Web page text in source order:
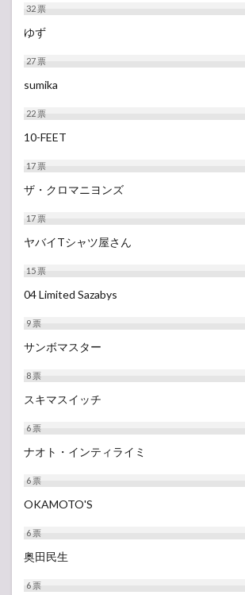
32票
ゆず
27票
sumika
22票
10-FEET
17票
ザ・クロマニヨンズ
17票
ヤバイTシャツ屋さん
15票
04 Limited Sazabys
9票
サンボマスター
8票
スキマスイッチ
6票
ナオト・インティライミ
6票
OKAMOTO'S
6票
奥田民生
6票